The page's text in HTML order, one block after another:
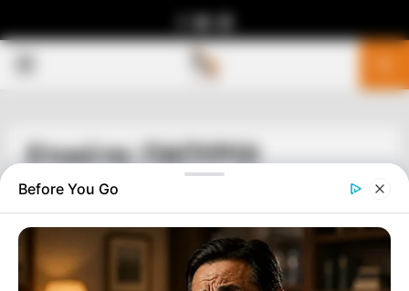
Ετικέτα: ΠΑΠΥΡΟΙ
ΥΠΟΓΕΙΑ ΤΟΥΝΕΛ ΑΠΟ ΤΟ ΒΑΤΙΚΑΝΟ
ΜΕΧΡΙ ΤΑ ΙΕΡΟΣΟΛΥΜΑ ΜΗΚΟΥΣ 1500
ΜΙΛΙΩΝ
Before You Go